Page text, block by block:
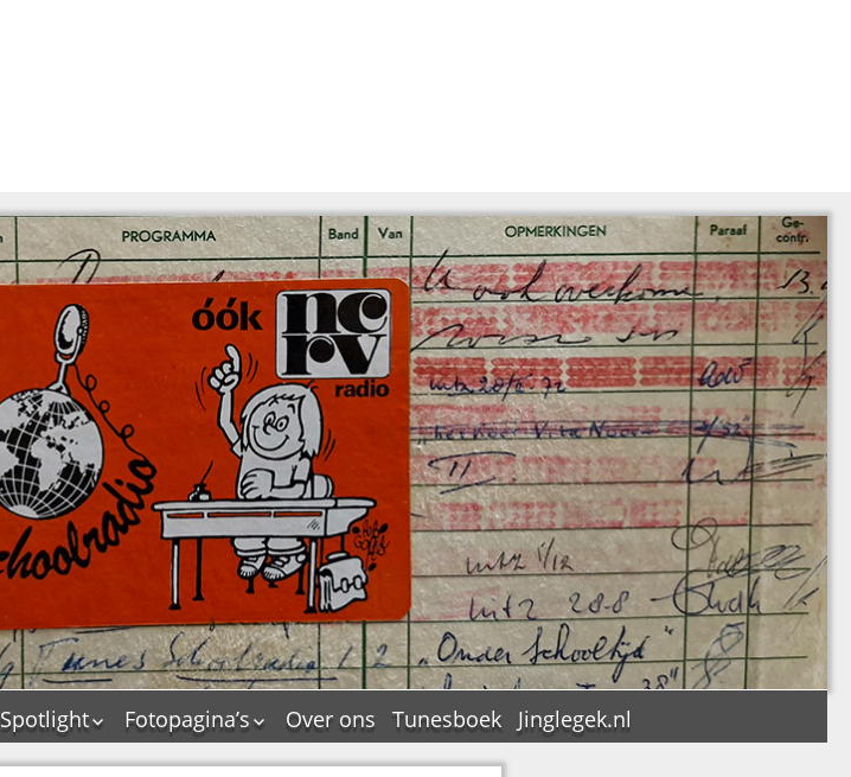
Spotlight
De Tourflitsjingle –
Fotopagina’s
JAM in pictures
Over ons Tunesboek Jinglegek.nl